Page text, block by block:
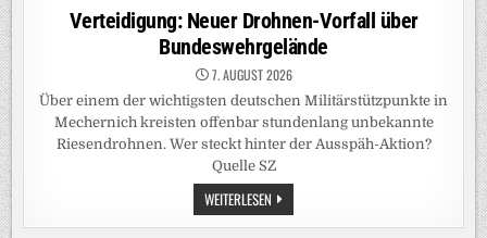
in
Verteidigung: Neuer Drohnen-Vorfall über
Bundeswehrgelände
7. AUGUST 2026
Über einem der wichtigsten deutschen Militärstützpunkte in
Mechernich kreisten offenbar stundenlang unbekannte
Riesendrohnen. Wer steckt hinter der Ausspäh-Aktion?
Quelle SZ
WEITERLESEN VERTEIDIGUNG:
NEUER
DROHNEN-